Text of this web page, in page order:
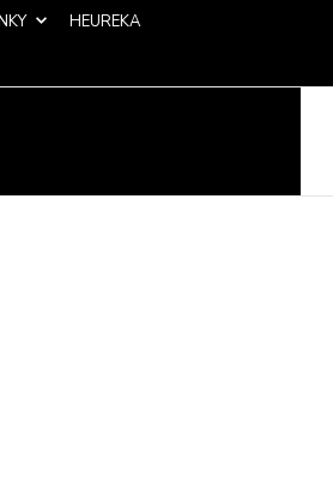
HEUREKA